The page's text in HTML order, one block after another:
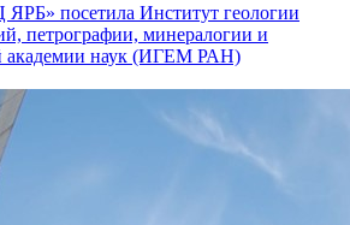
посетила Институт геологии
петрографии, минералогии и
академии наук (ИГЕМ РАН)